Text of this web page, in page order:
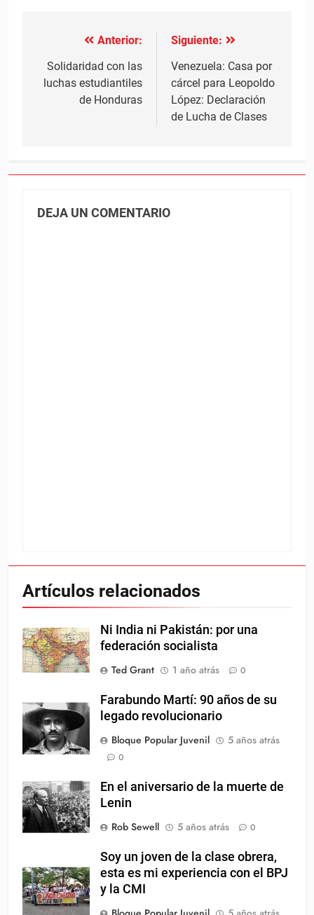
Navegación
de
entradas
Anterior:
Solidaridad con las
luchas estudiantiles
de Honduras
Siguiente:
Venezuela: Casa por
cárcel para Leopoldo
López: Declaración
de Lucha de Clases
DEJA UN COMENTARIO
Artículos relacionados
Ni India ni Pakistán: por una
federación socialista
Ted Grant
1 año atrás 0
Farabundo Martí: 90 años de su
legado revolucionario
Bloque Popular Juvenil
5 años atrás
0
En el aniversario de la muerte de
Lenin
Rob Sewell
5 años atrás 0
Soy un joven de la clase obrera,
esta es mi experiencia con el BPJ
y la CMI